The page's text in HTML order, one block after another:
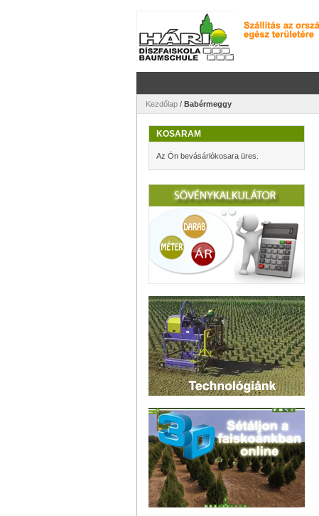
Kezdőlap / Babérmeggy
KOSARAM
Az Ön bevásárlókosara üres.